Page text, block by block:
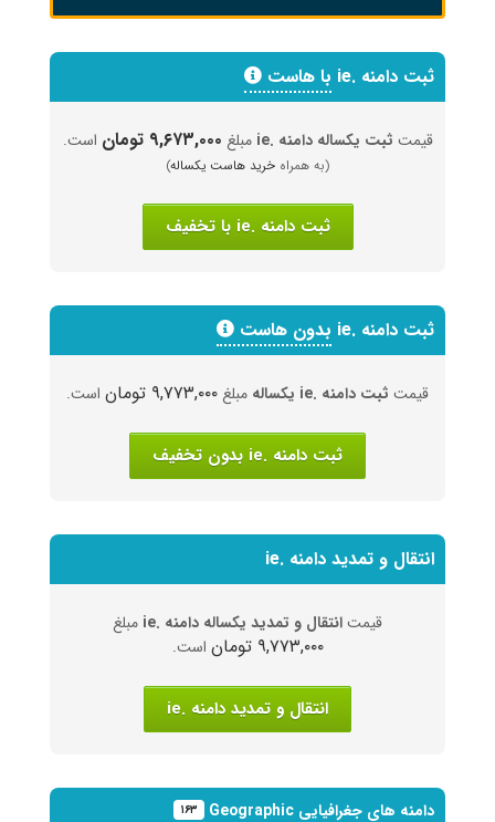
ثبت دامنه .ie با هاست
قیمت ثبت یکساله دامنه .ie مبلغ ۹,۶۷۳,۰۰۰ تومان است.
(به همراه خرید هاست یکساله)
ثبت دامنه .ie با تخفیف
ثبت دامنه .ie بدون هاست
قیمت ثبت دامنه .ie یکساله مبلغ ۹,۷۷۳,۰۰۰ تومان است.
ثبت دامنه .ie بدون تخفیف
انتقال و تمدید دامنه .ie
قیمتانتقال و تمدید یکساله دامنه .ie مبلغ
۹,۷۷۳,۰۰۰ تومان است.
انتقال و تمدید دامنه .ie
دامنه های جغرافیایی Geographic ۱۶۳